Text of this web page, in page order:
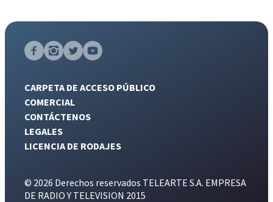
CARPETA DE ACCESO PÚBLICO
COMERCIAL
CONTÁCTENOS
LEGALES
LICENCIA DE RODAJES
© 2026 Derechos reservados TELEARTE S.A. EMPRESA
DE RADIO Y TELEVISION 2015